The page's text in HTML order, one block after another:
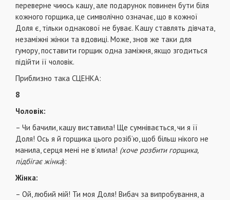
переверне чиюсь кашу, але подарунок повинен бути біля
кожного горщика, це символічно означає, що в кожної
Доля є, тільки однакової не буває. Кашу ставлять дівчата,
незаміжні жінки та вдовиці. Може, знов же таки для
гумору, поставити горщик одна заміжня, якщо згодиться
підійти її чоловік.
Приблизно така СЦЕНКА:
8
Чоловік:
– Чи бачили, кашу виставила! Ще сумнівається, чи я її
Доля! Ось я й горщика цього розіб’ю, щоб більш нікого не
манила, серця мені не в’ялила! (хоче розбити горщика,
підбігає жінка):
Жінка:
– Ой, любий мій! Ти моя Доля! Вибач за випробування, а